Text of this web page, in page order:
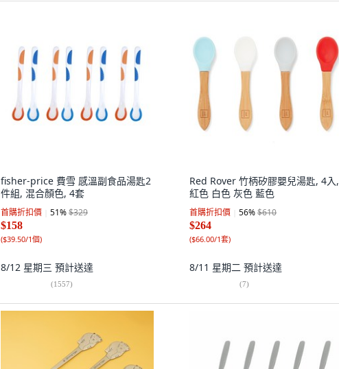
fisher-price 費雪 感溫副食品湯匙2
件組, 混合顏色, 4套
首購折扣價 51%$329
$158
($39.50/1個)
8/12 星期三 預計送達
(1557)
Red Rover 竹柄矽膠嬰兒湯匙, 4入,
紅色 白色 灰色 藍色
首購折扣價 56%$610
$264
($66.00/1套)
8/11 星期二 預計送達
(7)